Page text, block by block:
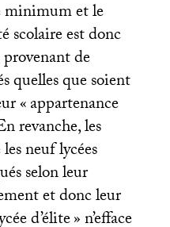
minimum et le
scolaire est donc
de
quelles que soient
«appartenance
revanche, les
neuf lycées
selon leur
et donc leur
d’élite» n’efface